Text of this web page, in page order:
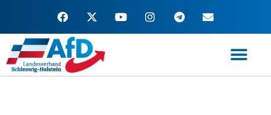
Zum
Inhalt
springen